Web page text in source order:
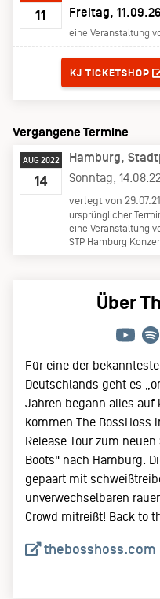
11
Freitag, 11.09.26
eine Veranstaltung
TICKETS
KJ TICKETSHOP
Vergangene Termine
AUG 2022
14
Hamburg
Sonntag,
verlegt von 29.07.21
ursprünglicher
eine Veranstaltung
STP Hamburg
Über
Für eine der
Deutschlands geht es
Jahren begann alles auf
kommen The BossHoss
Release Tour zum
Boots" nach Hamburg.
gepaart mit
unverwechselbaren
Crowd mitreißt! Back to
thebosshoss.com